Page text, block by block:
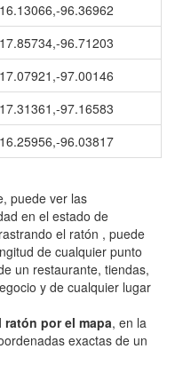
16.13066,-96.36962
17.85734,-96.71203
17.07921,-97.00146
17.31361,-97.16583
16.25956,-96.03817
puede ver las
en el estado de
el ratón , puede
de cualquier punto
un restaurante, tiendas,
y de cualquier lugar
ratón por el mapa, en la
exactas de un